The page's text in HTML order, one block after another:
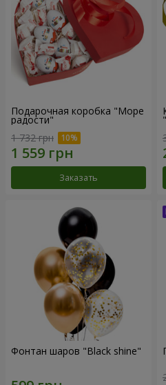
Подарочная коробка "Море
радости"
1 732 грн
Заказать
Фонтан шаров "Black shine"